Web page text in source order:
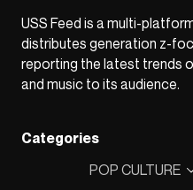
USS Feed is a multi-
distributes generation z-
reporting the latest trends
and music to its audience.
Categories
POP CULTURE